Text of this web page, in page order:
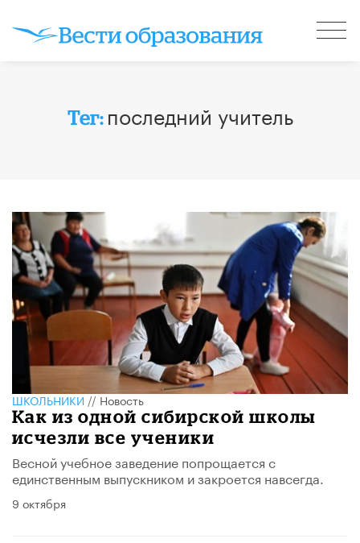
Тег: последний учитель
ШКОЛЬНИКИ//Новость
Как из одной сибирской школы
исчезли все ученики
Весной учебное заведение попрощается с
единственным выпускником и закроется навсегда.
9 октября